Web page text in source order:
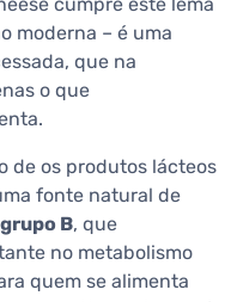
cumpre este lema
moderna – é uma
que na
o que
de os produtos lácteos
fonte natural de
B, que
no metabolismo
quem se alimenta